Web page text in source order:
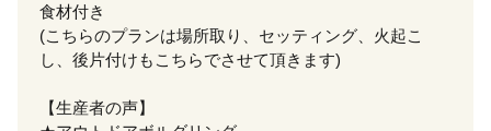
食材付き
(こちらのプランは場所取り、セッティング、火起こ
し、後片付けもこちらでさせて頂きます)
【生産者の声】